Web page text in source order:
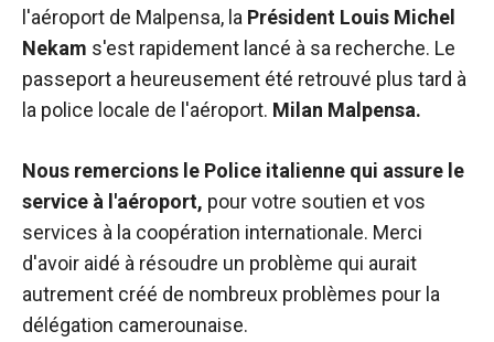
l'aéroport de Malpensa, la Président Louis Michel
Nekam s'est rapidement lancé à sa recherche. Le
passeport a heureusement été retrouvé plus tard à
la police locale de l'aéroport. Milan Malpensa.
Nous remercions le Police italienne qui assure le
service à l'aéroport, pour votre soutien et vos
services à la coopération internationale. Merci
d'avoir aidé à résoudre un problème qui aurait
autrement créé de nombreux problèmes pour la
délégation camerounaise.